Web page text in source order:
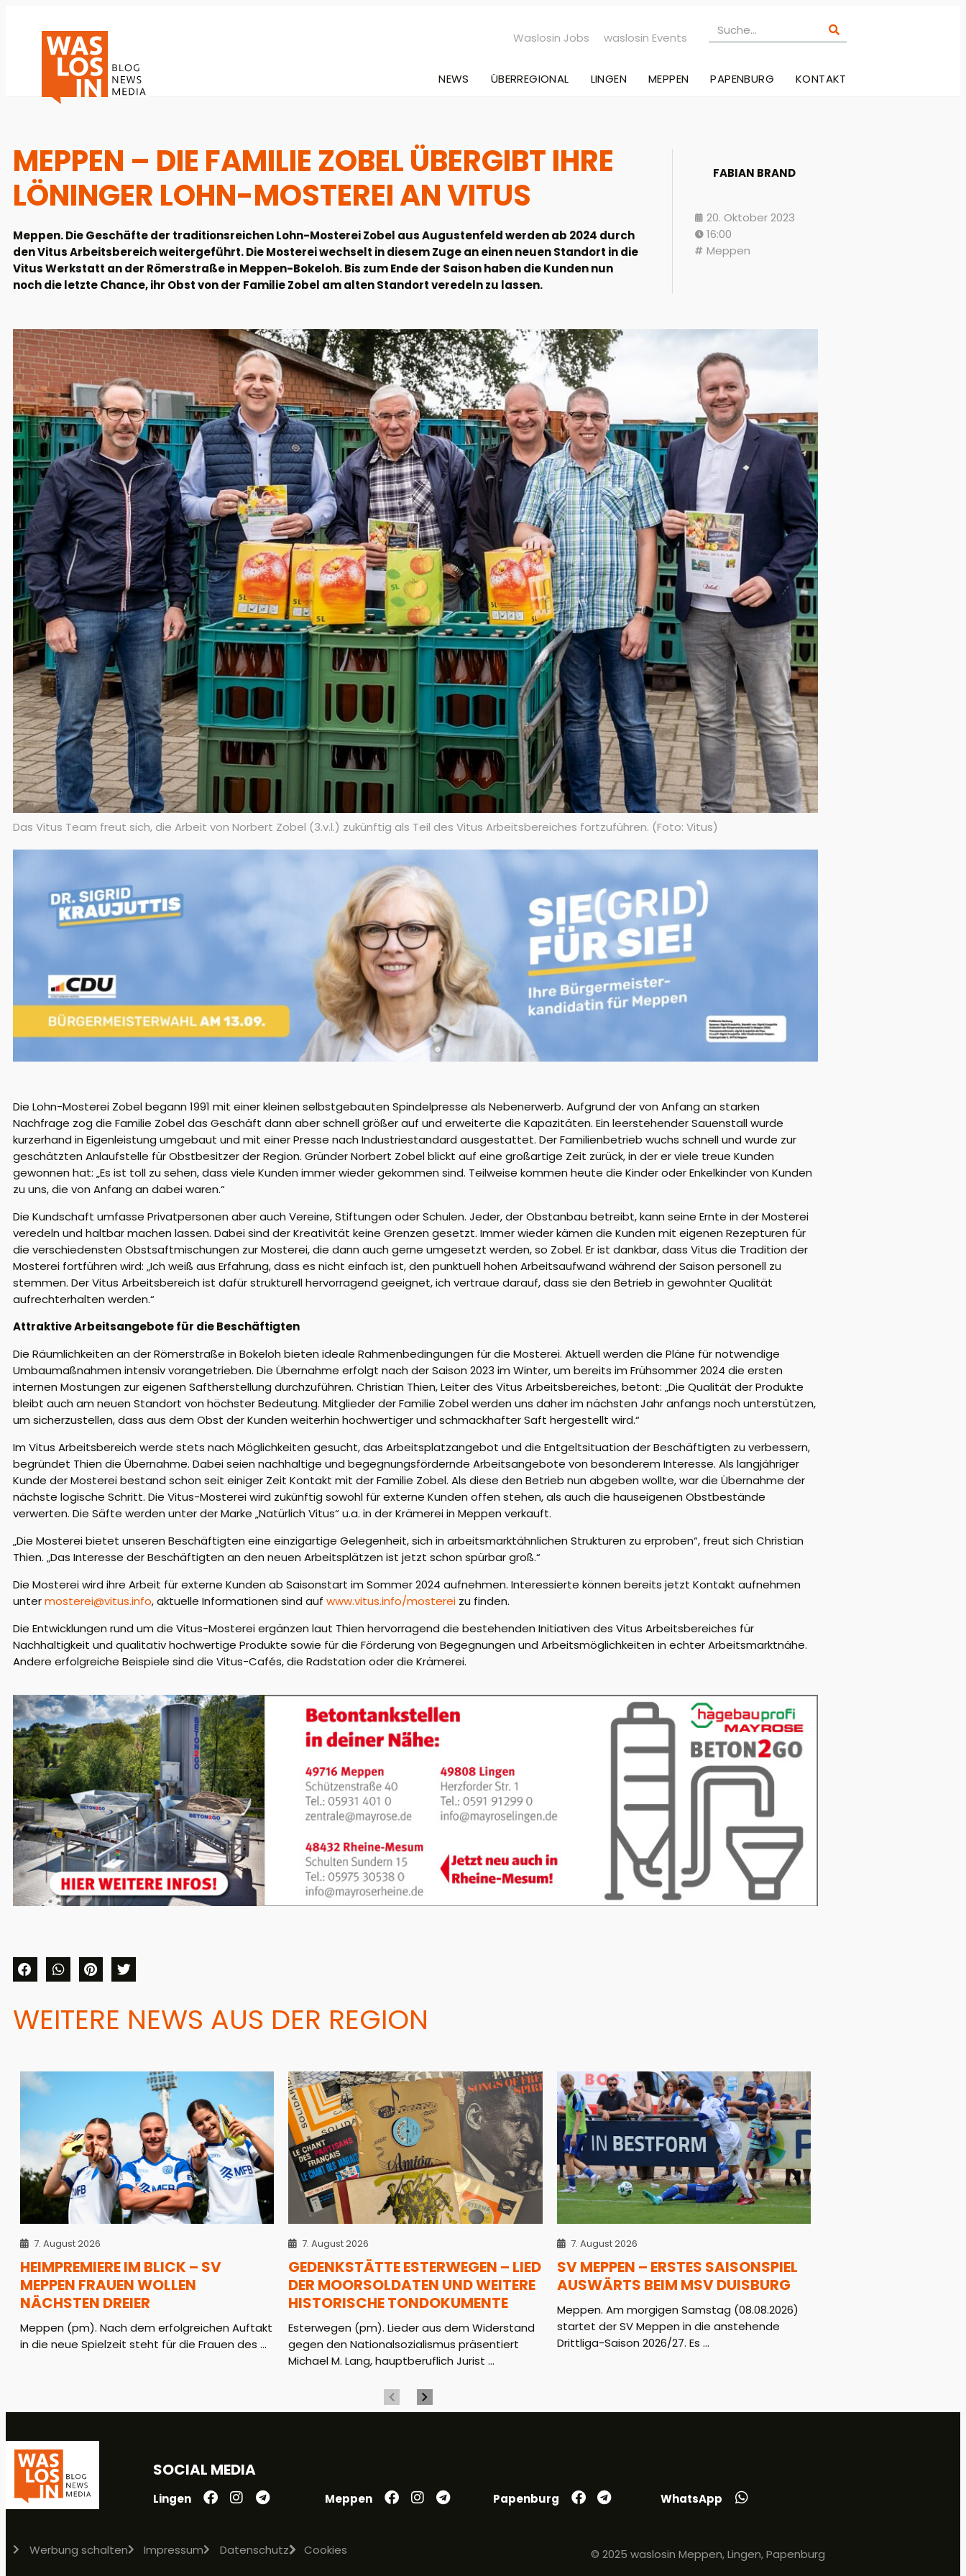
Waslosin Jobs waslosin Events
NEWS ÜBERREGIONAL LINGEN MEPPEN PAPENBURG KONTAKT
MEPPEN – DIE FAMILIE ZOBEL ÜBERGIBT IHRE
LÖNINGER LOHN-MOSTEREI AN VITUS
Meppen. Die Geschäfte der traditionsreichen Lohn-Mosterei Zobel aus Augustenfeld werden ab 2024 durch
den Vitus Arbeitsbereich weitergeführt. Die Mosterei wechselt in diesem Zuge an einen neuen Standort in die
Vitus Werkstatt an der Römerstraße in Meppen-Bokeloh. Bis zum Ende der Saison haben die Kunden nun
noch die letzte Chance, ihr Obst von der Familie Zobel am alten Standort veredeln zu lassen.
FABIAN BRAND
20. Oktober 2023
16:00
Meppen
Das Vitus Team freut sich, die Arbeit von Norbert Zobel (3.v.l.) zukünftig als Teil des Vitus Arbeitsbereiches fortzuführen. (Foto: Vitus)
Die Lohn-Mosterei Zobel begann 1991 mit einer kleinen selbstgebauten Spindelpresse als Nebenerwerb. Aufgrund der von Anfang an starken
Nachfrage zog die Familie Zobel das Geschäft dann aber schnell größer auf und erweiterte die Kapazitäten. Ein leerstehender Sauenstall wurde
kurzerhand in Eigenleistung umgebaut und mit einer Presse nach Industriestandard ausgestattet. Der Familienbetrieb wuchs schnell und wurde zur
geschätzten Anlaufstelle für Obstbesitzer der Region. Gründer Norbert Zobel blickt auf eine großartige Zeit zurück, in der er viele treue Kunden
gewonnen hat: „Es ist toll zu sehen, dass viele Kunden immer wieder gekommen sind. Teilweise kommen heute die Kinder oder Enkelkinder von Kunden
zu uns, die von Anfang an dabei waren.“
Die Kundschaft umfasse Privatpersonen aber auch Vereine, Stiftungen oder Schulen. Jeder, der Obstanbau betreibt, kann seine Ernte in der Mosterei
veredeln und haltbar machen lassen. Dabei sind der Kreativität keine Grenzen gesetzt. Immer wieder kämen die Kunden mit eigenen Rezepturen für
die verschiedensten Obstsaftmischungen zur Mosterei, die dann auch gerne umgesetzt werden, so Zobel. Er ist dankbar, dass Vitus die Tradition der
Mosterei fortführen wird: „Ich weiß aus Erfahrung, dass es nicht einfach ist, den punktuell hohen Arbeitsaufwand während der Saison personell zu
stemmen. Der Vitus Arbeitsbereich ist dafür strukturell hervorragend geeignet, ich vertraue darauf, dass sie den Betrieb in gewohnter Qualität
aufrechterhalten werden.“
Attraktive Arbeitsangebote für die Beschäftigten
Die Räumlichkeiten an der Römerstraße in Bokeloh bieten ideale Rahmenbedingungen für die Mosterei. Aktuell werden die Pläne für notwendige
Umbaumaßnahmen intensiv vorangetrieben. Die Übernahme erfolgt nach der Saison 2023 im Winter, um bereits im Frühsommer 2024 die ersten
internen Mostungen zur eigenen Saftherstellung durchzuführen. Christian Thien, Leiter des Vitus Arbeitsbereiches, betont: „Die Qualität der Produkte
bleibt auch am neuen Standort von höchster Bedeutung. Mitglieder der Familie Zobel werden uns daher im nächsten Jahr anfangs noch unterstützen,
um sicherzustellen, dass aus dem Obst der Kunden weiterhin hochwertiger und schmackhafter Saft hergestellt wird.“
Im Vitus Arbeitsbereich werde stets nach Möglichkeiten gesucht, das Arbeitsplatzangebot und die Entgeltsituation der Beschäftigten zu verbessern,
begründet Thien die Übernahme. Dabei seien nachhaltige und begegnungsfördernde Arbeitsangebote von besonderem Interesse. Als langjähriger
Kunde der Mosterei bestand schon seit einiger Zeit Kontakt mit der Familie Zobel. Als diese den Betrieb nun abgeben wollte, war die Übernahme der
nächste logische Schritt. Die Vitus-Mosterei wird zukünftig sowohl für externe Kunden offen stehen, als auch die hauseigenen Obstbestände
verwerten. Die Säfte werden unter der Marke „Natürlich Vitus“ u.a. in der Krämerei in Meppen verkauft.
„Die Mosterei bietet unseren Beschäftigten eine einzigartige Gelegenheit, sich in arbeitsmarktähnlichen Strukturen zu erproben“, freut sich Christian
Thien. „Das Interesse der Beschäftigten an den neuen Arbeitsplätzen ist jetzt schon spürbar groß.“
Die Mosterei wird ihre Arbeit für externe Kunden ab Saisonstart im Sommer 2024 aufnehmen. Interessierte können bereits jetzt Kontakt aufnehmen
untermosterei@vitus.info, aktuelle Informationen sind auf www.vitus.info/mosterei zu finden.
Die Entwicklungen rund um die Vitus-Mosterei ergänzen laut Thien hervorragend die bestehenden Initiativen des Vitus Arbeitsbereiches für
Nachhaltigkeit und qualitativ hochwertige Produkte sowie für die Förderung von Begegnungen und Arbeitsmöglichkeiten in echter Arbeitsmarktnähe.
Andere erfolgreiche Beispiele sind die Vitus-Cafés, die Radstation oder die Krämerei.
WEITERE NEWS AUS DER REGION
7. August 2026
HEIMPREMIERE IM BLICK – SV
MEPPEN FRAUEN WOLLEN
NÄCHSTEN DREIER
Meppen (pm). Nach dem erfolgreichen Auftakt
in die neue Spielzeit steht für die Frauen des ...
7. August 2026
GEDENKSTÄTTE ESTERWEGEN – LIED
DER MOORSOLDATEN UND WEITERE
HISTORISCHE TONDOKUMENTE
Esterwegen (pm). Lieder aus dem Widerstand
gegen den Nationalsozialismus präsentiert
Michael M. Lang, hauptberuflich Jurist ...
7. August 2026
SV MEPPEN – ERSTES SAISONSPIEL
AUSWÄRTS BEIM MSV DUISBURG
Meppen. Am morgigen Samstag (08.08.2026)
startet der SV Meppen in die anstehende
Drittliga-Saison 2026/27. Es ...
SOCIAL MEDIA
Lingen Meppen Papenburg WhatsApp
Werbung schalten Impressum Datenschutz Cookies © 2025 waslosin Meppen, Lingen, Papenburg